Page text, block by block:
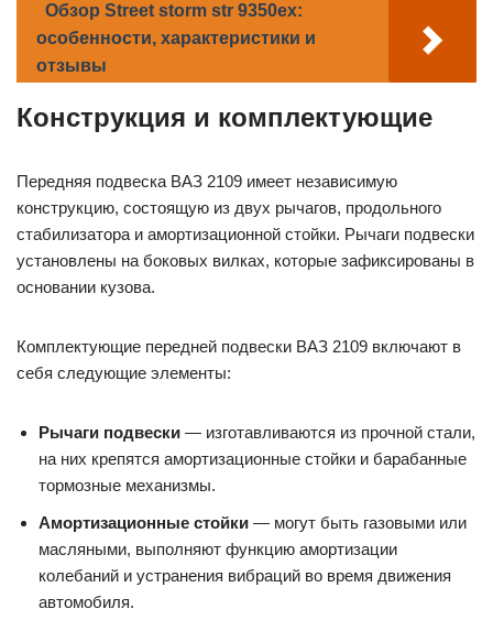
Обзор Street storm str 9350ex:
особенности, характеристики и
отзывы
Конструкция и комплектующие
Передняя подвеска ВАЗ 2109 имеет независимую
конструкцию, состоящую из двух рычагов, продольного
стабилизатора и амортизационной стойки. Рычаги подвески
установлены на боковых вилках, которые зафиксированы в
основании кузова.
Комплектующие передней подвески ВАЗ 2109 включают в
себя следующие элементы:
Рычаги подвески — изготавливаются из прочной стали,
на них крепятся амортизационные стойки и барабанные
тормозные механизмы.
Амортизационные стойки — могут быть газовыми или
масляными, выполняют функцию амортизации
колебаний и устранения вибраций во время движения
автомобиля.